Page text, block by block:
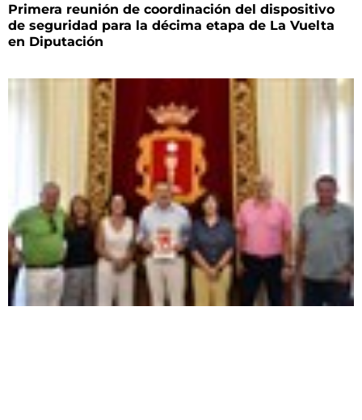
Primera reunión de coordinación del dispositivo
de seguridad para la décima etapa de La Vuelta
en Diputación